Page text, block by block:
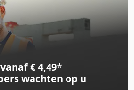
€ 4,49*
wachten op u